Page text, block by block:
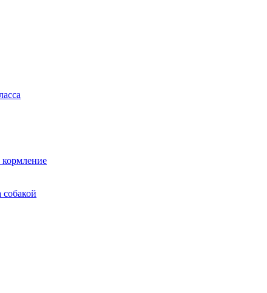
кормление
собакой